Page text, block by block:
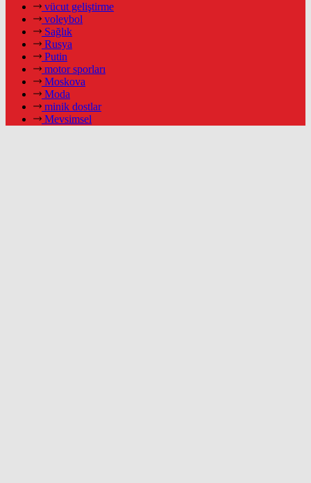
vücut geliştirme
voleybol
Sağlık
Rusya
Putin
motor sporları
Moskova
Moda
minik dostlar
Mevsimsel